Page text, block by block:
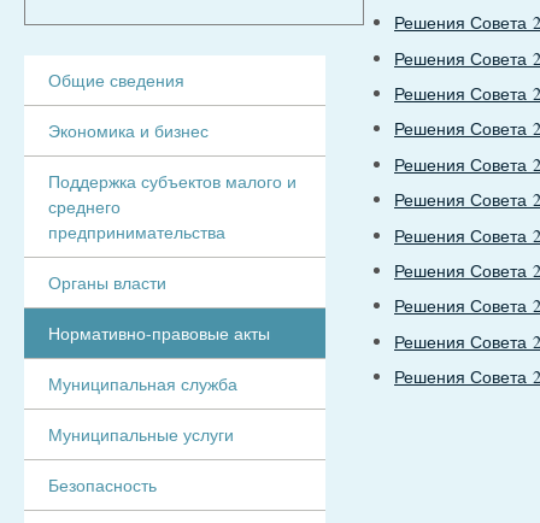
Решения Совета
Решения Совета
Решения Совета
Решения Совета
Решения Совета
Решения Совета
Решения Совета
Решения Совета
Решения Совета
Решения Совета
Решения Совета
Общие сведения
Экономика и бизнес
Поддержка субъектов малого и
среднего
предпринимательства
Органы власти
Нормативно-правовые акты
Муниципальная служба
Муниципальные услуги
Безопасность